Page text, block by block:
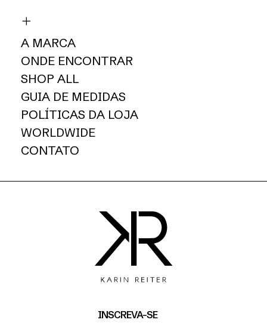
A MARCA
ONDE ENCONTRAR
SHOP ALL
GUIA DE MEDIDAS
POLÍTICAS DA LOJA
WORLDWIDE
CONTATO
INSCREVA-SE